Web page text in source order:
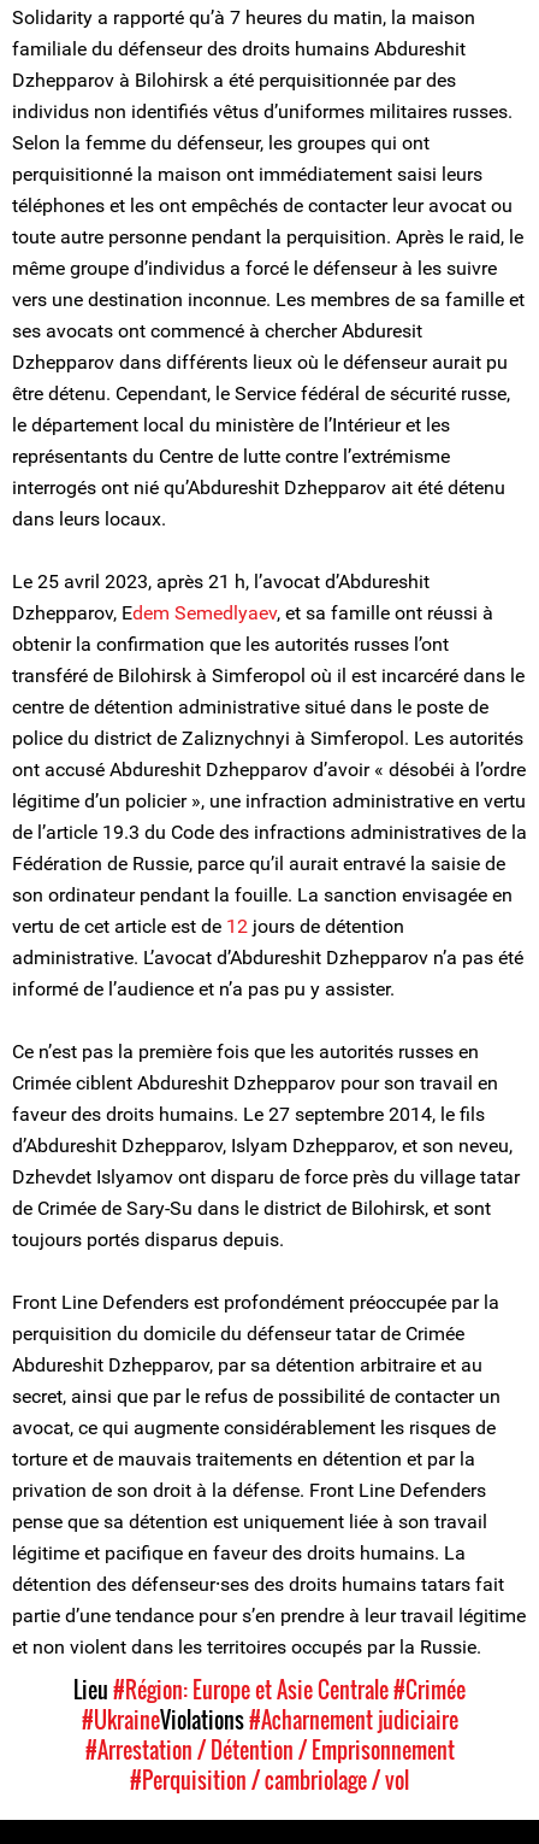
Solidarity a rapporté qu’à 7 heures du matin, la maison
familiale du défenseur des droits humains Abdureshit
Dzhepparov à Bilohirsk a été perquisitionnée par des
individus non identifiés vêtus d’uniformes militaires russes.
Selon la femme du défenseur, les groupes qui ont
perquisitionné la maison ont immédiatement saisi leurs
téléphones et les ont empêchés de contacter leur avocat ou
toute autre personne pendant la perquisition. Après le raid, le
même groupe d’individus a forcé le défenseur à les suivre
vers une destination inconnue. Les membres de sa famille et
ses avocats ont commencé à chercher Abduresit
Dzhepparov dans différents lieux où le défenseur aurait pu
être détenu. Cependant, le Service fédéral de sécurité russe,
le département local du ministère de l’Intérieur et les
représentants du Centre de lutte contre l’extrémisme
interrogés ont nié qu’Abdureshit Dzhepparov ait été détenu
dans leurs locaux.
Le 25 avril 2023, après 21 h, l’avocat d’Abdureshit
Dzhepparov, Edem Semedlyaev, et sa famille ont réussi à
obtenir la confirmation que les autorités russes l’ont
transféré de Bilohirsk à Simferopol où il est incarcéré dans le
centre de détention administrative situé dans le poste de
police du district de Zaliznychnyi à Simferopol. Les autorités
ont accusé Abdureshit Dzhepparov d’avoir « désobéi à l’ordre
légitime d’un policier », une infraction administrative en vertu
de l’article 19.3 du Code des infractions administratives de la
Fédération de Russie, parce qu’il aurait entravé la saisie de
son ordinateur pendant la fouille. La sanction envisagée en
vertu de cet article est de 12 jours de détention
administrative. L’avocat d’Abdureshit Dzhepparov n’a pas été
informé de l’audience et n’a pas pu y assister.
Ce n’est pas la première fois que les autorités russes en
Crimée ciblent Abdureshit Dzhepparov pour son travail en
faveur des droits humains. Le 27 septembre 2014, le fils
d’Abdureshit Dzhepparov, Islyam Dzhepparov, et son neveu,
Dzhevdet Islyamov ont disparu de force près du village tatar
de Crimée de Sary-Su dans le district de Bilohirsk, et sont
toujours portés disparus depuis.
Front Line Defenders est profondément préoccupée par la
perquisition du domicile du défenseur tatar de Crimée
Abdureshit Dzhepparov, par sa détention arbitraire et au
secret, ainsi que par le refus de possibilité de contacter un
avocat, ce qui augmente considérablement les risques de
torture et de mauvais traitements en détention et par la
privation de son droit à la défense. Front Line Defenders
pense que sa détention est uniquement liée à son travail
légitime et pacifique en faveur des droits humains. La
détention des défenseur⸱ses des droits humains tatars fait
partie d’une tendance pour s’en prendre à leur travail légitime
et non violent dans les territoires occupés par la Russie.
Lieu#Région: Europe et Asie Centrale#Crimée
#UkraineViolations#Acharnement judiciaire
#Arrestation / Détention / Emprisonnement
#Perquisition / cambriolage / vol